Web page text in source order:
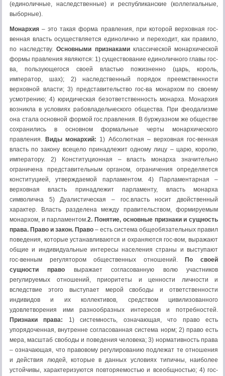
(единоличные, наследственные) и республиканские (коллегиальные,
выборные).
Монархия – это такая форма правления, при которой верховная гос-
венная власть осуществляется единолично и переходит, как правило,
по наследству.Основными признакамиклассической монархической
формы правления являются: 1) существование единоличного главы гос-
ва, пользующегося своей властью пожизненно (царь, король,
император, шах); 2) наследственный порядок преемственности
верховной власти; 3) представительство гос-ва монархом по своему
усмотрению; 4) юридическая безответственность монарха. Монархия
возникла в условиях рабовладельческого общества. При феодализме
она стала основной формой гос.правления. В буржуазном же обществе
сохранились в основном формальные черты монархического
правления. Виды монархий: 1) Абсолютная – верховная гос-венная
власть по закону всецело принадлежит одному лицу – царю, королю,
императору. 2) Конституционная – власть монарха значительно
ограничена представительным органом, ограничения определяется
конституцией, утверждаемой парламентом. 4) Парламентарная –
верховная власть принадлежит парламенту, власть монарха
символична 5) Дуалистическая – гос.власть носит двойственный
характер. Власть разделена между правительством, формируемым
монархом, и парламентом.2. Понятие, основные признаки и сущность
права. Право и закон. Право – есть система общеобязательных правил
поведения, которые устанавливаются и охраняются гос-вом, выражают
общие и индивидуальные интересы населения страны и выступают
гос-венным регулятором общественных отношений.
По своей
сущности право выражает согласованную волю участников
регулируемых отношений, приоритеты и ценности личности и
вследствие этого выступает мерой свободы и ответственности
индивидов и их коллективов, средством цивилизованного
удовлетворения ими разнообразных интересов и потребностей.
Признаки права:
1) системность, означающая, что право есть
упорядоченная, внутренне согласованная система норм; 2) право есть
мера, масштаб свободы и поведения человека; 3) нормативность права
– означающая, что правовому регулированию подлежат те отношения
и действия людей, которые в данных условиях типичны, наиболее
устойчивы, характеризуются повторяемостью и всеобщностью; 4) гос-